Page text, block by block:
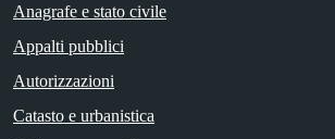
Anagrafe e stato civile
Appalti pubblici
Autorizzazioni
Catasto e urbanistica